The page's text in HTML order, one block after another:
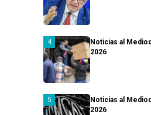
Noticias al
2026
Noticias al
2026